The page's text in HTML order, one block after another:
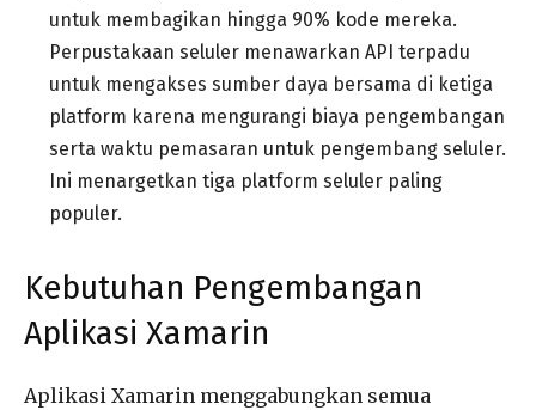
untuk membagikan hingga 90% kode mereka.
Perpustakaan seluler menawarkan API terpadu
untuk mengakses sumber daya bersama di ketiga
platform karena mengurangi biaya pengembangan
serta waktu pemasaran untuk pengembang seluler.
Ini menargetkan tiga platform seluler paling
populer.
Kebutuhan Pengembangan
Aplikasi Xamarin
Aplikasi Xamarin menggabungkan semua